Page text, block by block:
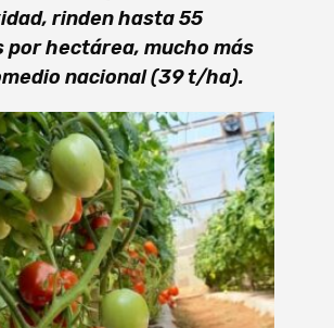
rinden hasta 55
por hectárea, mucho más
nacional (39 t/ha).